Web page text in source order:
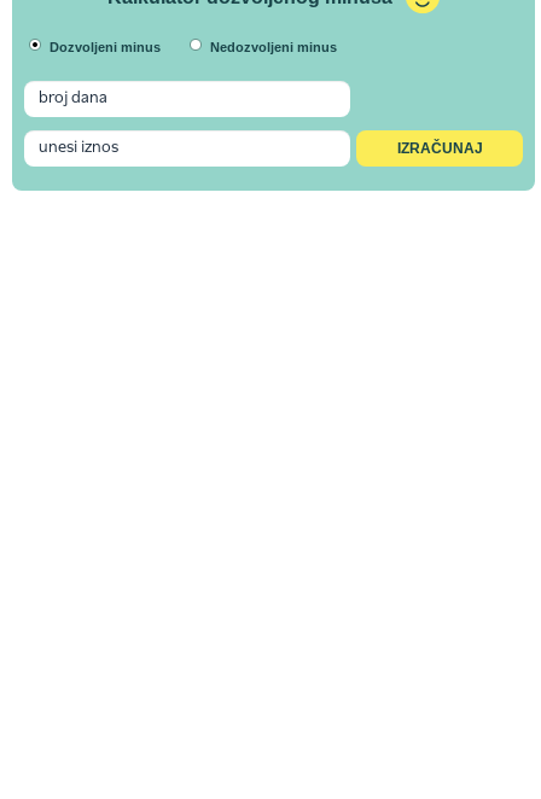
Dozvoljeni minus Nedozvoljeni minus